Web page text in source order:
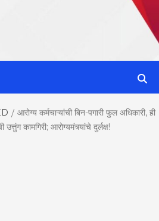
News
आरोग्य कर्मचाऱ्यांची बिन-पगारी फुल अधिकारी, ही
कामगिरी; आरोग्यमंत्र्यांचे दुर्लक्ष!